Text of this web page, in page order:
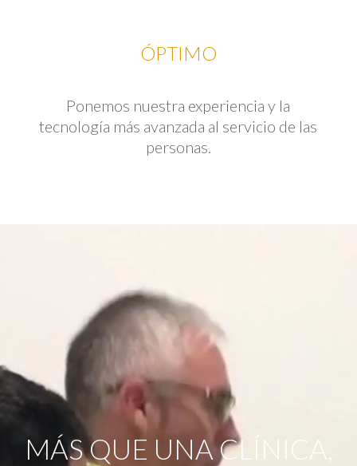
ÓPTIMO
Ponemos nuestra experiencia y la
tecnología más avanzada al servicio de las
personas.
MÁS QUE UNA CLÍNICA,